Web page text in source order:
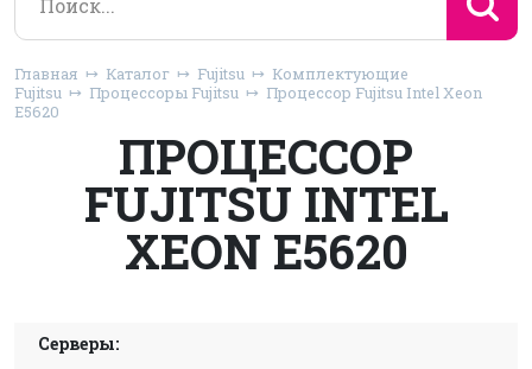
Главная Каталог Fujitsu
Комплектующие
Fujitsu
Процессоры Fujitsu
Процессор Fujitsu Intel Xeon
E5620
ПРОЦЕССОР
FUJITSU INTEL
XEON E5620
Серверы: